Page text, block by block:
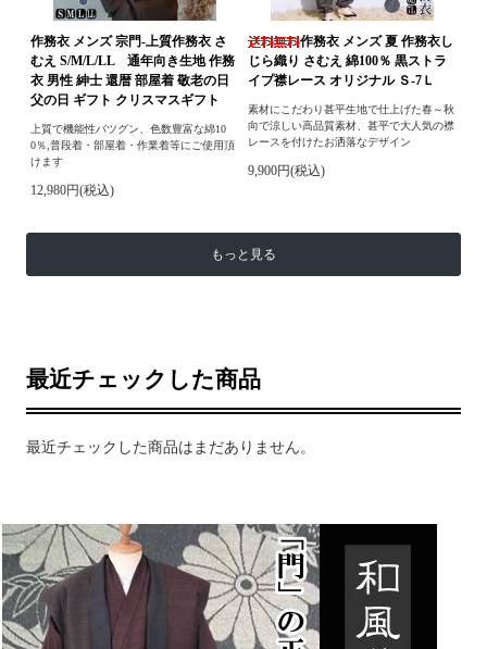
作務衣 メンズ 宗門-上質作務衣 さ
むえ S/M/L/LL 通年向き生地 作務
衣 男性 紳士 還暦 部屋着 敬老の日
父の日 ギフト クリスマスギフト
上質で機能性バツグン、色数豊富な綿10
0％,普段着・部屋着・作業着等にご使用頂
けます
12,980円(税込)
作務衣 メンズ 夏 作務衣し
じら織り さむえ 綿100％ 黒ストラ
イプ襟レース オリジナル Ｓ-7Ｌ
素材にこだわり甚平生地で仕上げた春～秋
向で涼しい高品質素材、甚平で大人気の襟
レースを付けたお洒落なデザイン
9,900円(税込)
もっと見る
最近チェックした商品
最近チェックした商品はまだありません。